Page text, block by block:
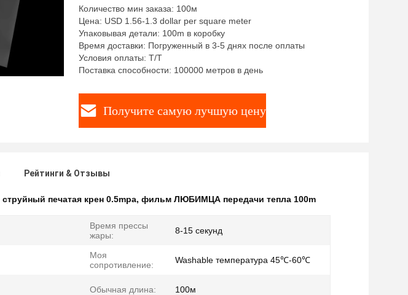
Количество мин заказа: 100м
Цена: USD 1.56-1.3 dollar per square meter
Упаковывая детали: 100m в коробку
Время доставки: Погруженный в 3-5 днях после оплаты
Условия оплаты: T/T
Поставка способности: 100000 метров в день
Получите самую лучшую цену
Рейтинги & Отзывы
струйный печатая крен 0.5mpa, фильм ЛЮБИМЦА передачи тепла 100m
Время прессы
жары:
8-15 секунд
Моя
сопротивление:
Washable температура 45℃-60℃
Обычная длина: 100м